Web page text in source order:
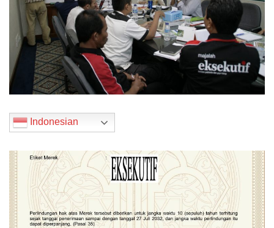
Indonesian